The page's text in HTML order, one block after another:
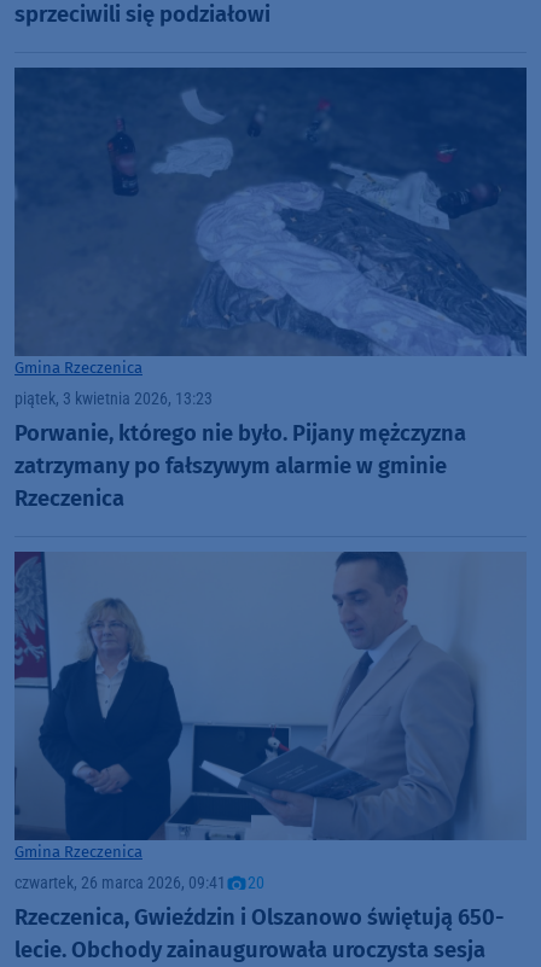
sprzeciwili się podziałowi
Gmina Rzeczenica
piątek, 3 kwietnia 2026, 13:23
Porwanie, którego nie było. Pijany mężczyzna
zatrzymany po fałszywym alarmie w gminie
Rzeczenica
Gmina Rzeczenica
czwartek, 26 marca 2026, 09:41 20
Rzeczenica, Gwieździn i Olszanowo świętują 650-
lecie. Obchody zainaugurowała uroczysta sesja